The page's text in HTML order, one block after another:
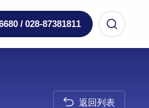
/ 028-87381811
返回列表